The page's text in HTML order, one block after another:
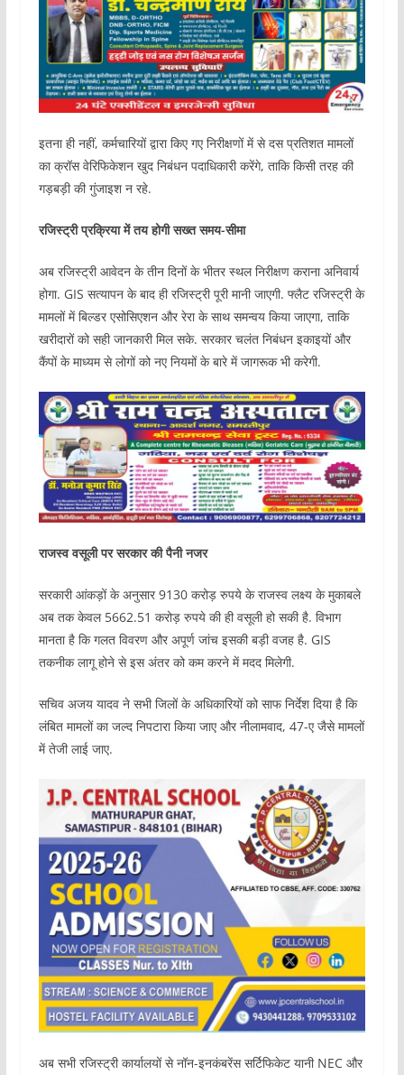
इतना ही नहीं, कर्मचारियों द्वारा किए गए निरीक्षणों में से दस प्रतिशत मामलों
का क्रॉस वेरिफिकेशन खुद निबंधन पदाधिकारी करेंगे, ताकि किसी तरह की
गड़बड़ी की गुंजाइश न रहे.
रजिस्ट्री प्रक्रिया में तय होगी सख्त समय-सीमा
अब रजिस्ट्री आवेदन के तीन दिनों के भीतर स्थल निरीक्षण कराना अनिवार्य
होगा. GIS सत्यापन के बाद ही रजिस्ट्री पूरी मानी जाएगी. फ्लैट रजिस्ट्री के
मामलों में बिल्डर एसोसिएशन और रेरा के साथ समन्वय किया जाएगा, ताकि
खरीदारों को सही जानकारी मिल सके. सरकार चलंत निबंधन इकाइयों और
कैंपों के माध्यम से लोगों को नए नियमों के बारे में जागरूक भी करेगी.
राजस्व वसूली पर सरकार की पैनी नजर
सरकारी आंकड़ों के अनुसार 9130 करोड़ रुपये के राजस्व लक्ष्य के मुकाबले
अब तक केवल 5662.51 करोड़ रुपये की ही वसूली हो सकी है. विभाग
मानता है कि गलत विवरण और अपूर्ण जांच इसकी बड़ी वजह है. GIS
तकनीक लागू होने से इस अंतर को कम करने में मदद मिलेगी.
सचिव अजय यादव ने सभी जिलों के अधिकारियों को साफ निर्देश दिया है कि
लंबित मामलों का जल्द निपटारा किया जाए और नीलामवाद, 47-ए जैसे मामलों
में तेजी लाई जाए.
अब सभी रजिस्ट्री कार्यालयों से नॉन-इनकंबरेंस सर्टिफिकेट यानी NEC और